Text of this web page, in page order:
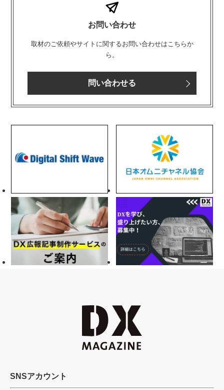
お問い合わせ
取材のご依頼やサイトに関するお問い合わせはこちらか
ら。
問い合わせる
SNSアカウント